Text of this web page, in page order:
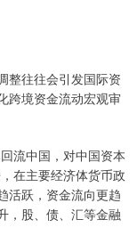
往往会引发国际资
跨境资金流动宏观审
流中国，对中国资本
在主要经济体货币政
活跃，资金流向更趋
，股、债、汇等金融